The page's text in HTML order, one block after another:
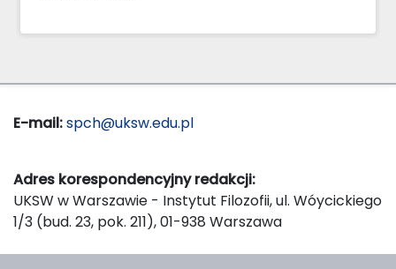
E-mail:spch@uksw.edu.pl
Adres korespondencyjny redakcji:
UKSW w Warszawie - Instytut Filozofii, ul. Wóycickiego
1/3 (bud. 23, pok. 211), 01-938 Warszawa